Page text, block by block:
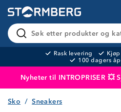
Søk etter produkter og
Rask levering
100 dagers
Nyheter til INTROPRISER 💥
Produktet er lagt i
Sko Sneakers